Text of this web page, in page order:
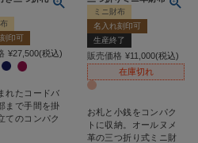
印可
¥27,500 税込
れたコードバ
まで手間を掛
てのコンパク
ミニ財布
名入れ刻印可
生産終了
販売価格 ¥11,000 税込
在庫切れ
お札と小銭をコンパク
トに収納。オールヌメ
革の三つ折り式ミニ財